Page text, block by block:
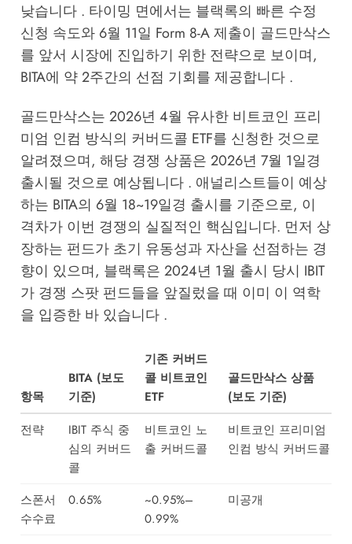
낮습니다 . 타이밍 면에서는 블랙록의 빠른 수정
신청 속도와 6월 11일 Form 8-A 제출이 골드만삭스
를 앞서 시장에 진입하기 위한 전략으로 보이며,
BITA에 약 2주간의 선점 기회를 제공합니다 .
골드만삭스는 2026년 4월 유사한 비트코인 프리
미엄 인컴 방식의 커버드콜 ETF를 신청한 것으로
알려졌으며, 해당 경쟁 상품은 2026년 7월 1일경
출시될 것으로 예상됩니다 . 애널리스트들이 예상
하는 BITA의 6월 18~19일경 출시를 기준으로, 이
격차가 이번 경쟁의 실질적인 핵심입니다. 먼저 상
장하는 펀드가 초기 유동성과 자산을 선점하는 경
향이 있으며, 블랙록은 2024년 1월 출시 당시 IBIT
가 경쟁 스팟 펀드들을 앞질렀을 때 이미 이 역학
을 입증한 바 있습니다 .
항목
BITA (보도
기준)
기존 커버드
콜 비트코인
ETF
골드만삭스 상품
(보도 기준)
전략
IBIT 주식 중
심의 커버드
콜
비트코인 노
출 커버드콜
비트코인 프리미엄
인컴 방식 커버드콜
스폰서
수수료
0.65%
~0.95%–
0.99%
미공개